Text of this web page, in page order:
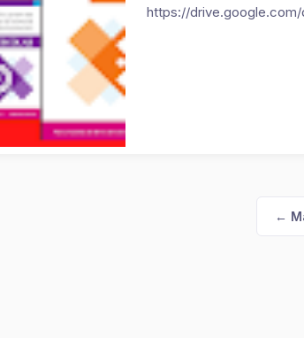
https://
←